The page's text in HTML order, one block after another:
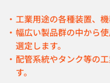
工業用途の各種装置、
幅広い製品群の中から
選定します。
配管系統やタンク等の
す。